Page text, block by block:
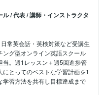
/ 代表 / 講師・インストラクタ
常英会話・英検対策など受講生
グ型オンライン英語スクール
。週1レッスン＋週5回進捗管
とってのベストな学習計画を1
学習方法を共有し目標達成まで